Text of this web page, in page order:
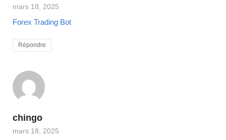
mars 18, 2025
Forex Trading Bot
Répondre
chingo
mars 18, 2025